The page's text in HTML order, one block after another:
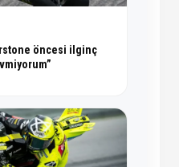
öncesi ilginç